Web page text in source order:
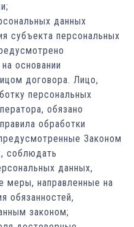
данных
субъекта персональных
основании
договора. Лицо,
персональных
обязано
обработки
Законом
соблюдать
данных,
меры, направленные на
обязанностей,
законом;